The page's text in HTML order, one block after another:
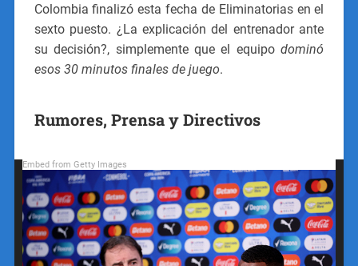
Colombia finalizó esta fecha de Eliminatorias en el
sexto puesto. ¿La explicación del entrenador ante
su decisión?, simplemente que el equipodominó
esos 30 minutos finales de juego.
Rumores, Prensa y Directivos
Embed from Getty Images